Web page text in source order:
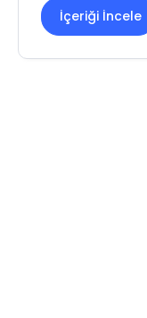
İçeriği İncele